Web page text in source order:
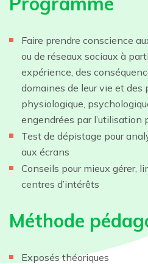
Faire prendre conscience
ou de réseaux sociaux à
expérience, des
domaines de leur vie et des
physiologique,
engendrées par l’utilisation
Test de dépistage pour
aux écrans
Conseils pour mieux gérer,
centres d’intérêts
Méthode
Exposés théoriques